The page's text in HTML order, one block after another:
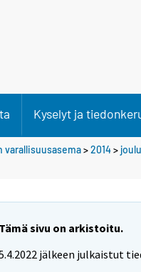
Kyselyt ja
varallisuusasema>2014>
Tämä sivu on arkistoitu.
jälkeen julkaistut